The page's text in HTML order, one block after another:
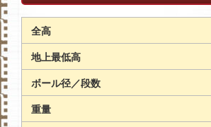
全高
地上最低高
ボール径／段数
重量